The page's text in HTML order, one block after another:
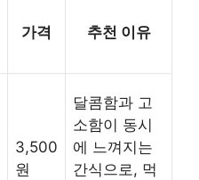
가격 추천 이유
3,500
원
달콤함과 고
소함이 동시
에 느껴지는
간식으로, 먹